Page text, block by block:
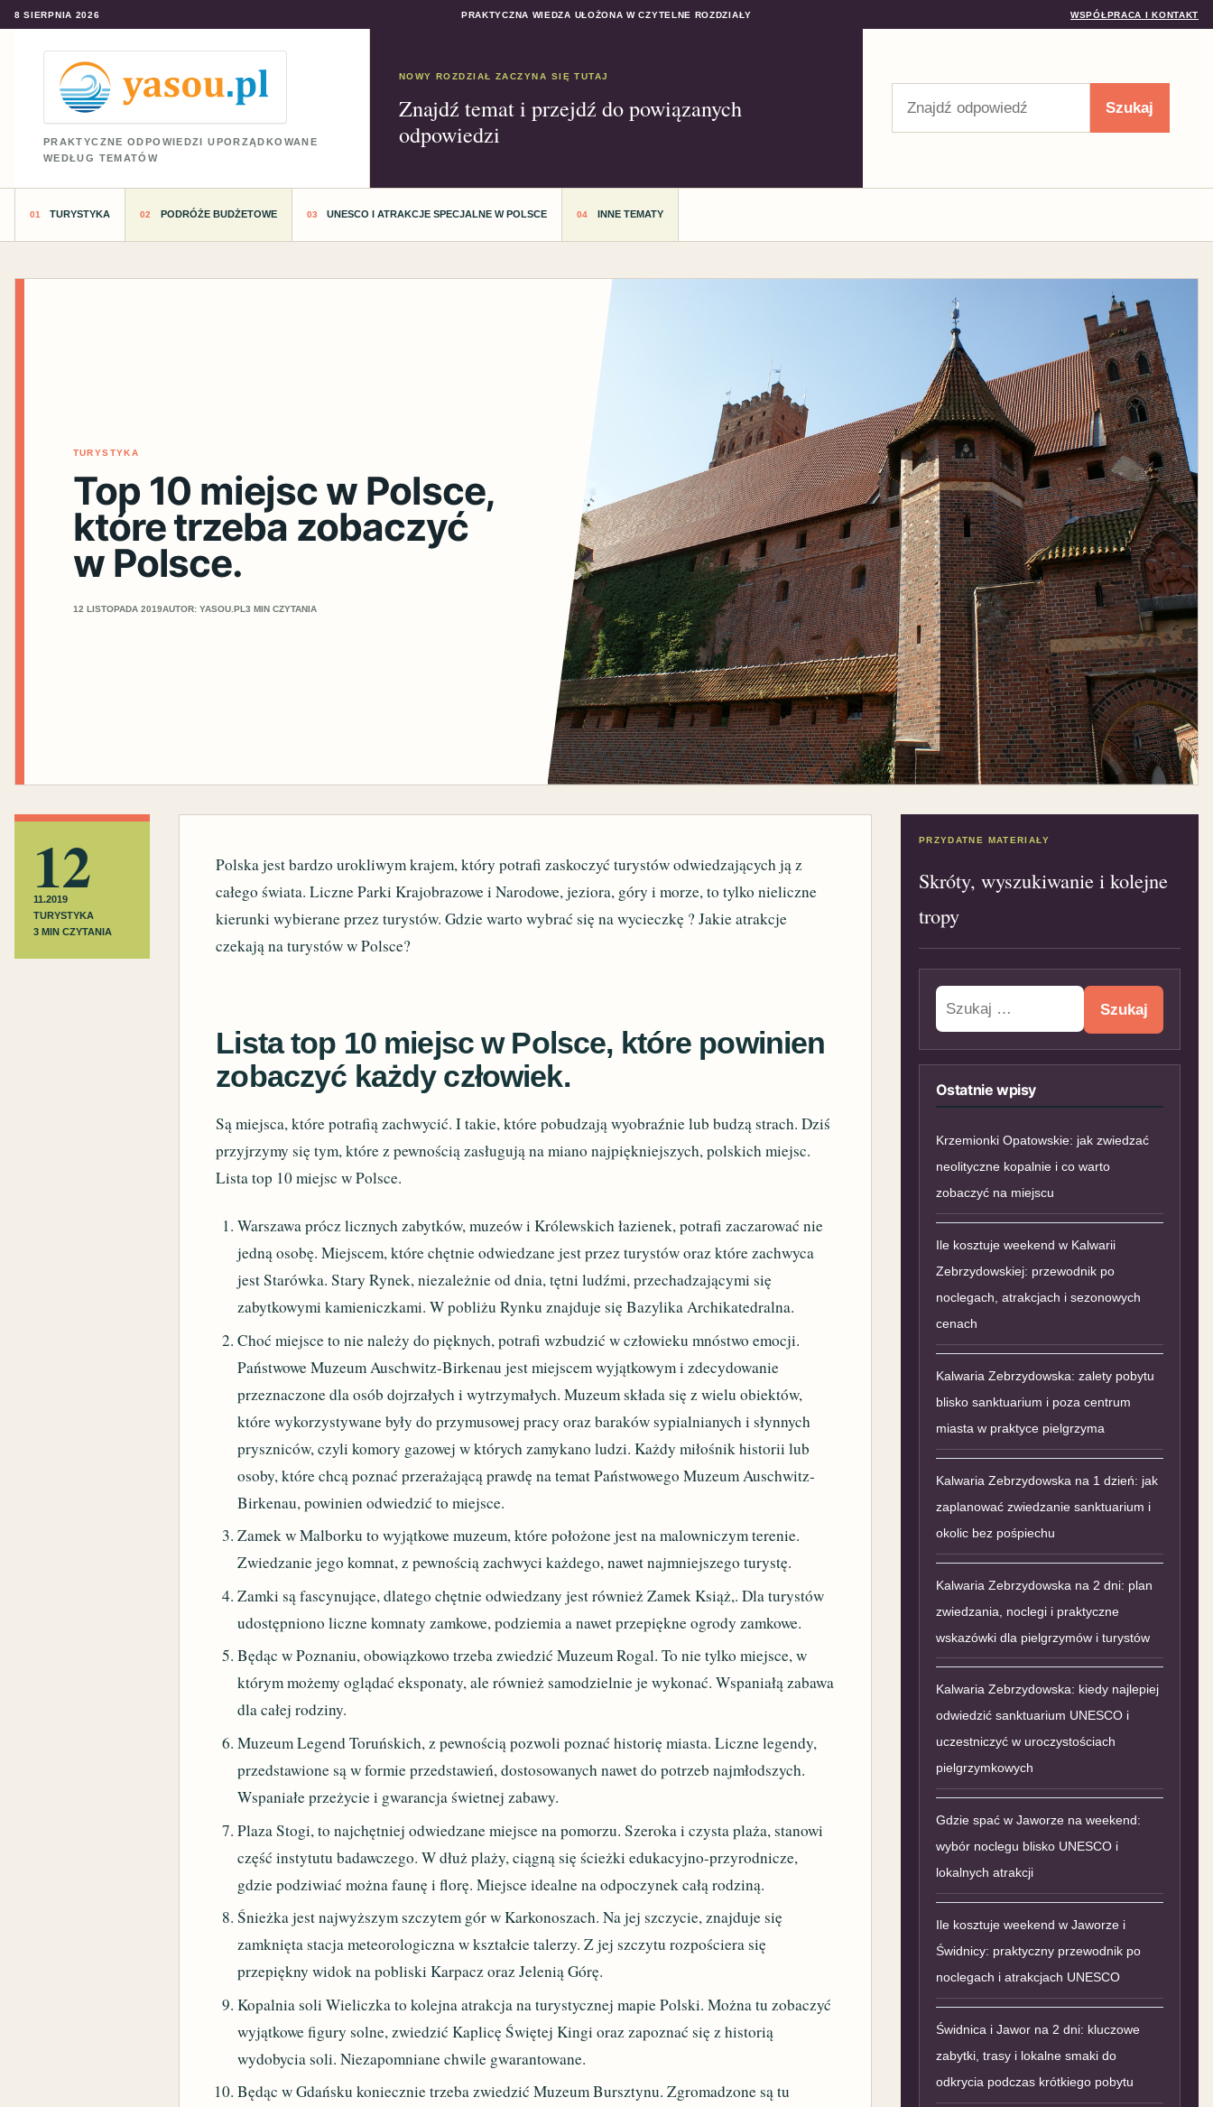
8 SIERPNIA 2026 PRAKTYCZNA WIEDZA UŁOŻONA W CZYTELNE ROZDZIAŁY WSPÓŁPRACA I KONTAKT
PRAKTYCZNE ODPOWIEDZI UPORZĄDKOWANE
WEDŁUG TEMATÓW
NOWY ROZDZIAŁ ZACZYNA SIĘ TUTAJ
Znajdź temat i przejdź do powiązanych
odpowiedzi
Szukaj
TURYSTYKA PODRÓŻE BUDŻETOWE UNESCO I ATRAKCJE SPECJALNE W POLSCE INNE TEMATY
TURYSTYKA
Top 10 miejsc w Polsce,
które trzeba zobaczyć
w Polsce.
12 LISTOPADA 2019AUTOR: YASOU.PL3 MIN CZYTANIA
12
11.2019
TURYSTYKA
3 MIN CZYTANIA
Polska jest bardzo urokliwym krajem, który potrafi zaskoczyć turystów odwiedzających ją z
całego świata. Liczne Parki Krajobrazowe i Narodowe, jeziora, góry i morze, to tylko nieliczne
kierunki wybierane przez turystów. Gdzie warto wybrać się na wycieczkę ? Jakie atrakcje
czekają na turystów w Polsce?
Lista top 10 miejsc w Polsce, które powinien
zobaczyć każdy człowiek.
Są miejsca, które potrafią zachwycić. I takie, które pobudzają wyobraźnie lub budzą strach. Dziś
przyjrzymy się tym, które z pewnością zasługują na miano najpiękniejszych, polskich miejsc.
Lista top 10 miejsc w Polsce.
Warszawa prócz licznych zabytków, muzeów i Królewskich łazienek, potrafi zaczarować nie
jedną osobę. Miejscem, które chętnie odwiedzane jest przez turystów oraz które zachwyca
jest Starówka. Stary Rynek, niezależnie od dnia, tętni ludźmi, przechadzającymi się
zabytkowymi kamieniczkami. W pobliżu Rynku znajduje się Bazylika Archikatedralna.
Choć miejsce to nie należy do pięknych, potrafi wzbudzić w człowieku mnóstwo emocji.
Państwowe Muzeum Auschwitz-Birkenau jest miejscem wyjątkowym i zdecydowanie
przeznaczone dla osób dojrzałych i wytrzymałych. Muzeum składa się z wielu obiektów,
które wykorzystywane były do przymusowej pracy oraz baraków sypialnianych i słynnych
pryszniców, czyli komory gazowej w których zamykano ludzi. Każdy miłośnik historii lub
osoby, które chcą poznać przerażającą prawdę na temat Państwowego Muzeum Auschwitz-
Birkenau, powinien odwiedzić to miejsce.
Zamek w Malborku to wyjątkowe muzeum, które położone jest na malowniczym terenie.
Zwiedzanie jego komnat, z pewnością zachwyci każdego, nawet najmniejszego turystę.
Zamki są fascynujące, dlatego chętnie odwiedzany jest również Zamek Książ,. Dla turystów
udostępniono liczne komnaty zamkowe, podziemia a nawet przepiękne ogrody zamkowe.
Będąc w Poznaniu, obowiązkowo trzeba zwiedzić Muzeum Rogal. To nie tylko miejsce, w
którym możemy oglądać eksponaty, ale również samodzielnie je wykonać. Wspaniałą zabawa
dla całej rodziny.
Muzeum Legend Toruńskich, z pewnością pozwoli poznać historię miasta. Liczne legendy,
przedstawione są w formie przedstawień, dostosowanych nawet do potrzeb najmłodszych.
Wspaniałe przeżycie i gwarancja świetnej zabawy.
Plaza Stogi, to najchętniej odwiedzane miejsce na pomorzu. Szeroka i czysta plaża, stanowi
część instytutu badawczego. W dłuż plaży, ciągną się ścieżki edukacyjno-przyrodnicze,
gdzie podziwiać można faunę i florę. Miejsce idealne na odpoczynek całą rodziną.
Śnieżka jest najwyższym szczytem gór w Karkonoszach. Na jej szczycie, znajduje się
zamknięta stacja meteorologiczna w kształcie talerzy. Z jej szczytu rozpościera się
przepiękny widok na pobliski Karpacz oraz Jelenią Górę.
Kopalnia soli Wieliczka to kolejna atrakcja na turystycznej mapie Polski. Można tu zobaczyć
wyjątkowe figury solne, zwiedzić Kaplicę Świętej Kingi oraz zapoznać się z historią
wydobycia soli. Niezapomniane chwile gwarantowane.
Będąc w Gdańsku koniecznie trzeba zwiedzić Muzeum Bursztynu. Zgromadzone są tu
PRZYDATNE MATERIAŁY
Skróty, wyszukiwanie i kolejne
tropy
Szukaj:
Ostatnie wpisy
Krzemionki Opatowskie: jak zwiedzać
neolityczne kopalnie i co warto
zobaczyć na miejscu
Ile kosztuje weekend w Kalwarii
Zebrzydowskiej: przewodnik po
noclegach, atrakcjach i sezonowych
cenach
Kalwaria Zebrzydowska: zalety pobytu
blisko sanktuarium i poza centrum
miasta w praktyce pielgrzyma
Kalwaria Zebrzydowska na 1 dzień: jak
zaplanować zwiedzanie sanktuarium i
okolic bez pośpiechu
Kalwaria Zebrzydowska na 2 dni: plan
zwiedzania, noclegi i praktyczne
wskazówki dla pielgrzymów i turystów
Kalwaria Zebrzydowska: kiedy najlepiej
odwiedzić sanktuarium UNESCO i
uczestniczyć w uroczystościach
pielgrzymkowych
Gdzie spać w Jaworze na weekend:
wybór noclegu blisko UNESCO i
lokalnych atrakcji
Ile kosztuje weekend w Jaworze i
Świdnicy: praktyczny przewodnik po
noclegach i atrakcjach UNESCO
Świdnica i Jawor na 2 dni: kluczowe
zabytki, trasy i lokalne smaki do
odkrycia podczas krótkiego pobytu